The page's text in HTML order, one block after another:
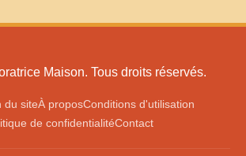
Maison. Tous droits réservés.
du siteÀ proposConditions d'utilisation
de confidentialitéContact